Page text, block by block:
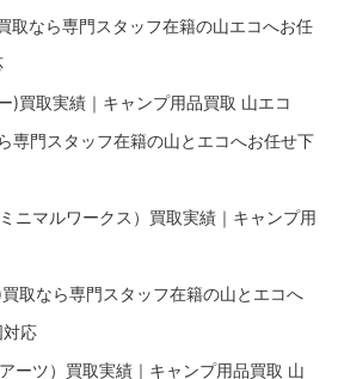
取なら専門スタッフ在籍の山エコへお任
)買取実績｜キャンプ用品買取 山エコ
専門スタッフ在籍の山とエコへお任せ下
ニマルワークス）買取実績｜キャンプ用
取なら専門スタッフ在籍の山とエコへ
対応
ーツ）買取実績｜キャンプ用品買取 山